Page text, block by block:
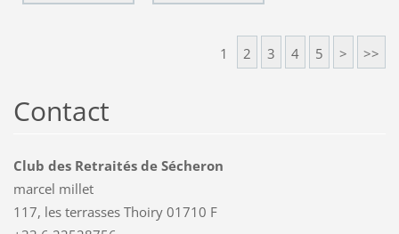
1 2 3 4 5 > >>
Contact
Club des Retraités de Sécheron
marcel millet
117, les terrasses Thoiry 01710 F